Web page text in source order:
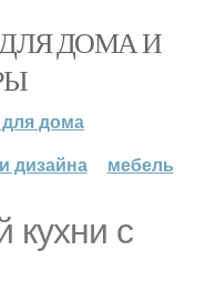
ДЛЯ ДОМА И
дома
дизайна мебель
кухни с